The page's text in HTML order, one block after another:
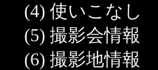
(4) 使いこなし
(5) 撮影会情報
(6) 撮影地情報